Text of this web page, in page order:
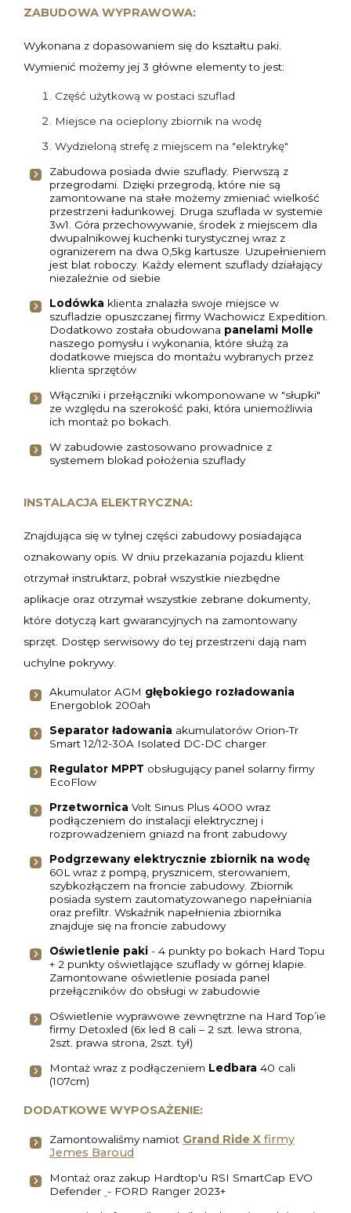
ZABUDOWA WYPRAWOWA:
Wykonana z dopasowaniem się do kształtu paki.
Wymienić możemy jej 3 główne elementy to jest:
Część użytkową w postaci szuflad
Miejsce na ocieplony zbiornik na wodę
Wydzieloną strefę z miejscem na "elektrykę"
Zabudowa posiada dwie szuflady. Pierwszą z
przegrodami. Dzięki przegrodą, które nie są
zamontowane na stałe możemy zmieniać wielkość
przestrzeni ładunkowej. Druga szuflada w systemie
3w1. Góra przechowywanie, środek z miejscem dla
dwupalnikowej kuchenki turystycznej wraz z
ogranizerem na dwa 0,5kg kartusze. Uzupełnieniem
jest blat roboczy. Każdy element szuflady działający
niezależnie od siebie
Lodówka klienta znalazła swoje miejsce w
szufladzie opuszczanej firmy Wachowicz Expedition.
Dodatkowo została obudowana panelami Molle
naszego pomysłu i wykonania, które służą za
dodatkowe miejsca do montażu wybranych przez
klienta sprzętów
Włączniki i przełączniki wkomponowane w "słupki"
ze względu na szerokość paki, która uniemożliwia
ich montaż po bokach.
W zabudowie zastosowano prowadnice z
systemem blokad położenia szuflady
INSTALACJA ELEKTRYCZNA:
Znajdująca się w tylnej części zabudowy posiadająca
oznakowany opis. W dniu przekazania pojazdu klient
otrzymał instruktarz, pobrał wszystkie niezbędne
aplikacje oraz otrzymał wszystkie zebrane dokumenty,
które dotyczą kart gwarancyjnych na zamontowany
sprzęt. Dostęp serwisowy do tej przestrzeni dają nam
uchylne pokrywy.
Akumulator AGM głębokiego rozładowania
Energoblok 200ah
Separator ładowania akumulatorów Orion-Tr
Smart 12/12-30A Isolated DC-DC charger
Regulator MPPT obsługujący panel solarny firmy
EcoFlow
Przetwornica Volt Sinus Plus 4000 wraz
podłączeniem do instalacji elektrycznej i
rozprowadzeniem gniazd na front zabudowy
Podgrzewany elektrycznie zbiornik na wodę
60L wraz z pompą, prysznicem, sterowaniem,
szybkozłączem na froncie zabudowy. Zbiornik
posiada system zautomatyzowanego napełniania
oraz prefiltr. Wskaźnik napełnienia zbiornika
znajduje się na froncie zabudowy
Oświetlenie paki - 4 punkty po bokach Hard Topu
+ 2 punkty oświetlające szuflady w górnej klapie.
Zamontowane oświetlenie posiada panel
przełączników do obsługi w zabudowie
Oświetlenie wyprawowe zewnętrzne na Hard Top’ie
firmy Detoxled (6x led 8 cali – 2 szt. lewa strona,
2szt. prawa strona, 2szt. tył)
Montaż wraz z podłączeniem Ledbara 40 cali
(107cm)
DODATKOWE WYPOSAŻENIE:
Zamontowaliśmy namiot Grand Ride X firmy
Jemes Baroud
Montaż oraz zakup Hardtop'u RSI SmartCap EVO
Defender - FORD Ranger 2023+